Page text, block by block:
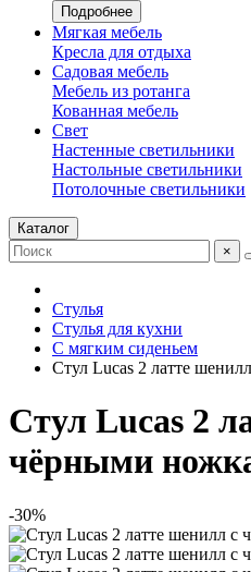
Подробнее
Мягкая мебель
Кресла для отдыха
Садовая мебель
Мебель из ротанга
Кованная мебель
Свет
Настенные светильники
Настольные светильники
Потолочные светильники
Каталог
×
Стулья
Стулья для кухни
С мягким сиденьем
Стул Lucas 2 латте
Стул Lucas 2
чёрными
-30%